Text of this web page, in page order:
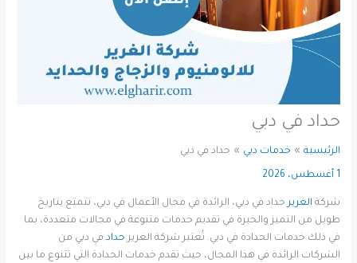
حداد في دبي
الرئيسية خدمات دبي حداد في دبي
1 أغسطس، 2026
شركة الغريرحداد في دبي، الرائدة في مجال الأعمال في دبي، تتمتع بتاريخ
طويل من التميز والخبرة في تقديم خدمات متنوعة في مجالات متعددة، بما
في ذلك خدمات الحدادة في دبي. تُعتبر شركة الغرير حداد في دبي من
الشركات الرائدة في هذا المجال، حيث تقدم خدمات الحدادة التي تتنوع ما بين